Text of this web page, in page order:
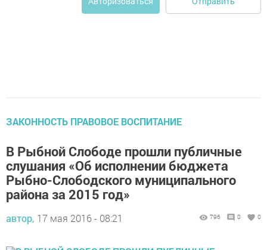
ЗАКОННОСТЬ ПРАВОВОЕ ВОСПИТАНИЕ
В Рыбной Слободе прошли публичные
слушания «Об исполнении бюджета
Рыбно-Слободского муниципального
района за 2015 год»
автор, 17 мая 2016 - 08:21 796 0 0